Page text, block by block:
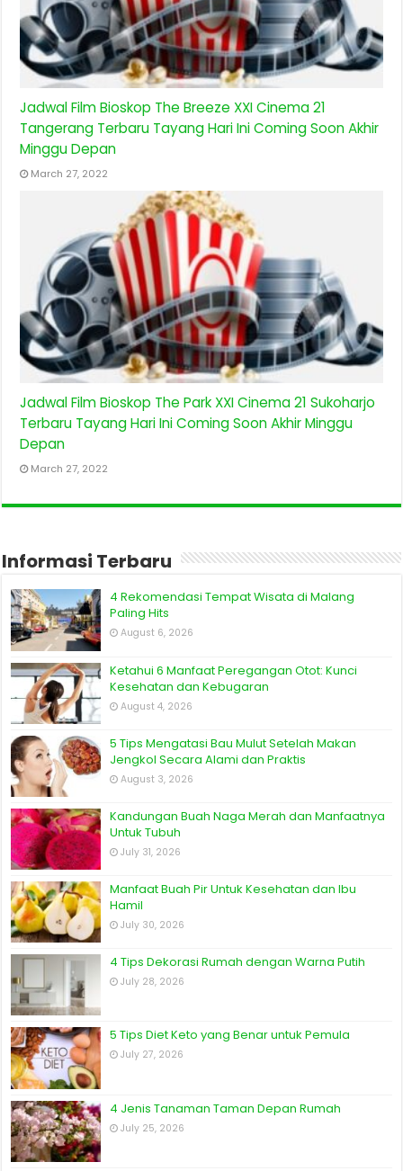
Jadwal Film Bioskop The Breeze XXI Cinema 21
Tangerang Terbaru Tayang Hari Ini Coming Soon Akhir
Minggu Depan
March 27, 2022
Jadwal Film Bioskop The Park XXI Cinema 21 Sukoharjo
Terbaru Tayang Hari Ini Coming Soon Akhir Minggu
Depan
March 27, 2022
Informasi Terbaru
4 Rekomendasi Tempat Wisata di Malang
Paling Hits
August 6, 2026
Ketahui 6 Manfaat Peregangan Otot: Kunci
Kesehatan dan Kebugaran
August 4, 2026
5 Tips Mengatasi Bau Mulut Setelah Makan
Jengkol Secara Alami dan Praktis
August 3, 2026
Kandungan Buah Naga Merah dan Manfaatnya
Untuk Tubuh
July 31, 2026
Manfaat Buah Pir Untuk Kesehatan dan Ibu
Hamil
July 30, 2026
4 Tips Dekorasi Rumah dengan Warna Putih
July 28, 2026
5 Tips Diet Keto yang Benar untuk Pemula
July 27, 2026
4 Jenis Tanaman Taman Depan Rumah
July 25, 2026